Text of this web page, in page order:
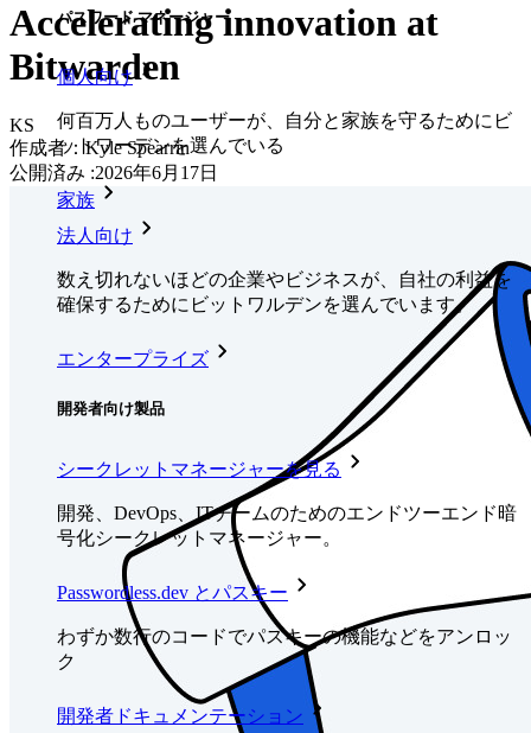
パスワード マネージャー
個人向け
何百万人ものユーザーが、自分と家族を守るためにビ
ットワーデンを選んでいる
家族
法人向け
数え切れないほどの企業やビジネスが、自社の利益を
確保するためにビットワルデンを選んでいます。
エンタープライズ
開発者向け製品
シークレットマネージャーを見る
開発、DevOps、ITチームのためのエンドツーエンド暗
号化シークレットマネージャー。
Passwordless.dev とパスキー
わずか数行のコードでパスキーの機能などをアンロッ
ク
開発者ドキュメンテーション
Accelerating innovation at
Bitwarden
KS
作成者：Kyle Spearrin
公開済み :2026年6月17日